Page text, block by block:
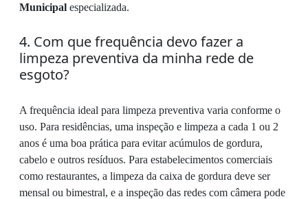
Municipal especializada.
4. Com que frequência devo fazer a
limpeza preventiva da minha rede de
esgoto?
A frequência ideal para limpeza preventiva varia conforme o
uso. Para residências, uma inspeção e limpeza a cada 1 ou 2
anos é uma boa prática para evitar acúmulos de gordura,
cabelo e outros resíduos. Para estabelecimentos comerciais
como restaurantes, a limpeza da caixa de gordura deve ser
mensal ou bimestral, e a inspeção das redes com câmera pode